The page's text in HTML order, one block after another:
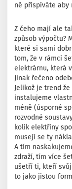
ně přispíváte aby
Z čeho mají ale
způsob výpočtu?
které si sami
tom, že v rámci
elektrárnu, která
Jinak řečeno
Jelikož je trend
instalujeme
méně (úsporné
rozvodné
kolik elektřiny
musejí se ty
A tím
zdraží, tím více
ušetří ti, kteří
to jako jistou